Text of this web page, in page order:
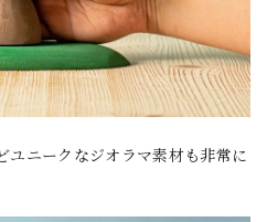
ユニークなジオラマ素材も非常に